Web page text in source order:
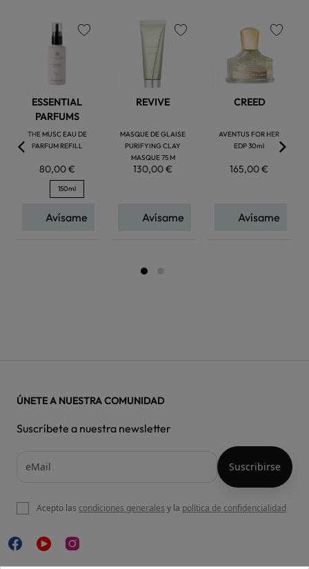
ESSENTIAL
PARFUMS
THE MUSC EAU DE
PARFUM REFILL
80,00 €
150ml
Avísame
REVIVE
MASQUE DE GLAISE
PURIFYING CLAY
MASQUE 75 M
130,00 €
Avísame
CREED
AVENTUS FOR HER
EDP 30ml
165,00 €
Avísame
ÚNETE A NUESTRA COMUNIDAD
Suscríbete a nuestra newsletter
Acepto las condiciones generales y la política de confidencialidad